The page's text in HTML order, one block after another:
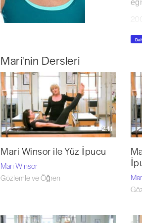
İki
Mari'nin Dersleri
2:11
Mari Winsor ile Yüz İpucu
Mari Winsor
Gözlemle ve Öğren